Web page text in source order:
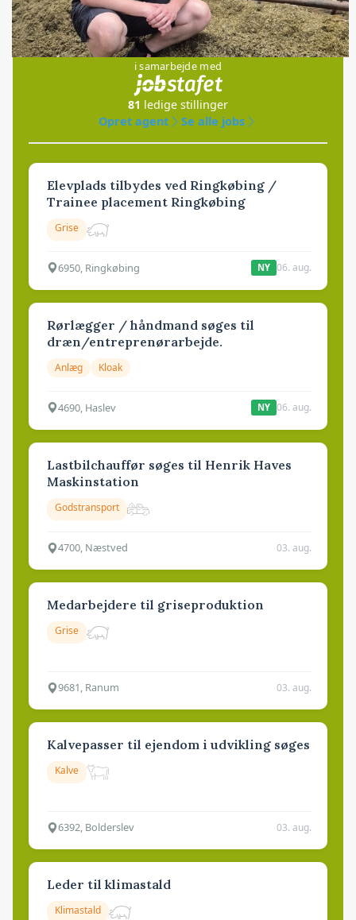
Jobs
i samarbejde med
81 ledige stillinger
Opret agent
Se alle jobs
Elevplads tilbydes ved Ringkøbing /
Trainee placement Ringkøbing
Grise
6950, Ringkøbing NY 06. aug.
Rørlægger / håndmand søges til
dræn/entreprenørarbejde.
Anlæg Kloak
4690, Haslev NY 06. aug.
Lastbilchauffør søges til Henrik Haves
Maskinstation
Godstransport
4700, Næstved 03. aug.
Medarbejdere til griseproduktion
Grise
9681, Ranum 03. aug.
Kalvepasser til ejendom i udvikling søges
Kalve
6392, Bolderslev 03. aug.
Leder til klimastald
Klimastald